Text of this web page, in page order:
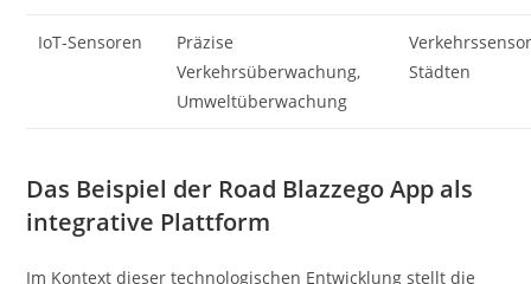
IoT-Sensoren
Präzise
Verkehrsüberwachung,
Umweltüberwachung
Städten
Das Beispiel der Road Blazzego App als
integrative Plattform
Im Kontext dieser technologischen Entwicklung stellt die